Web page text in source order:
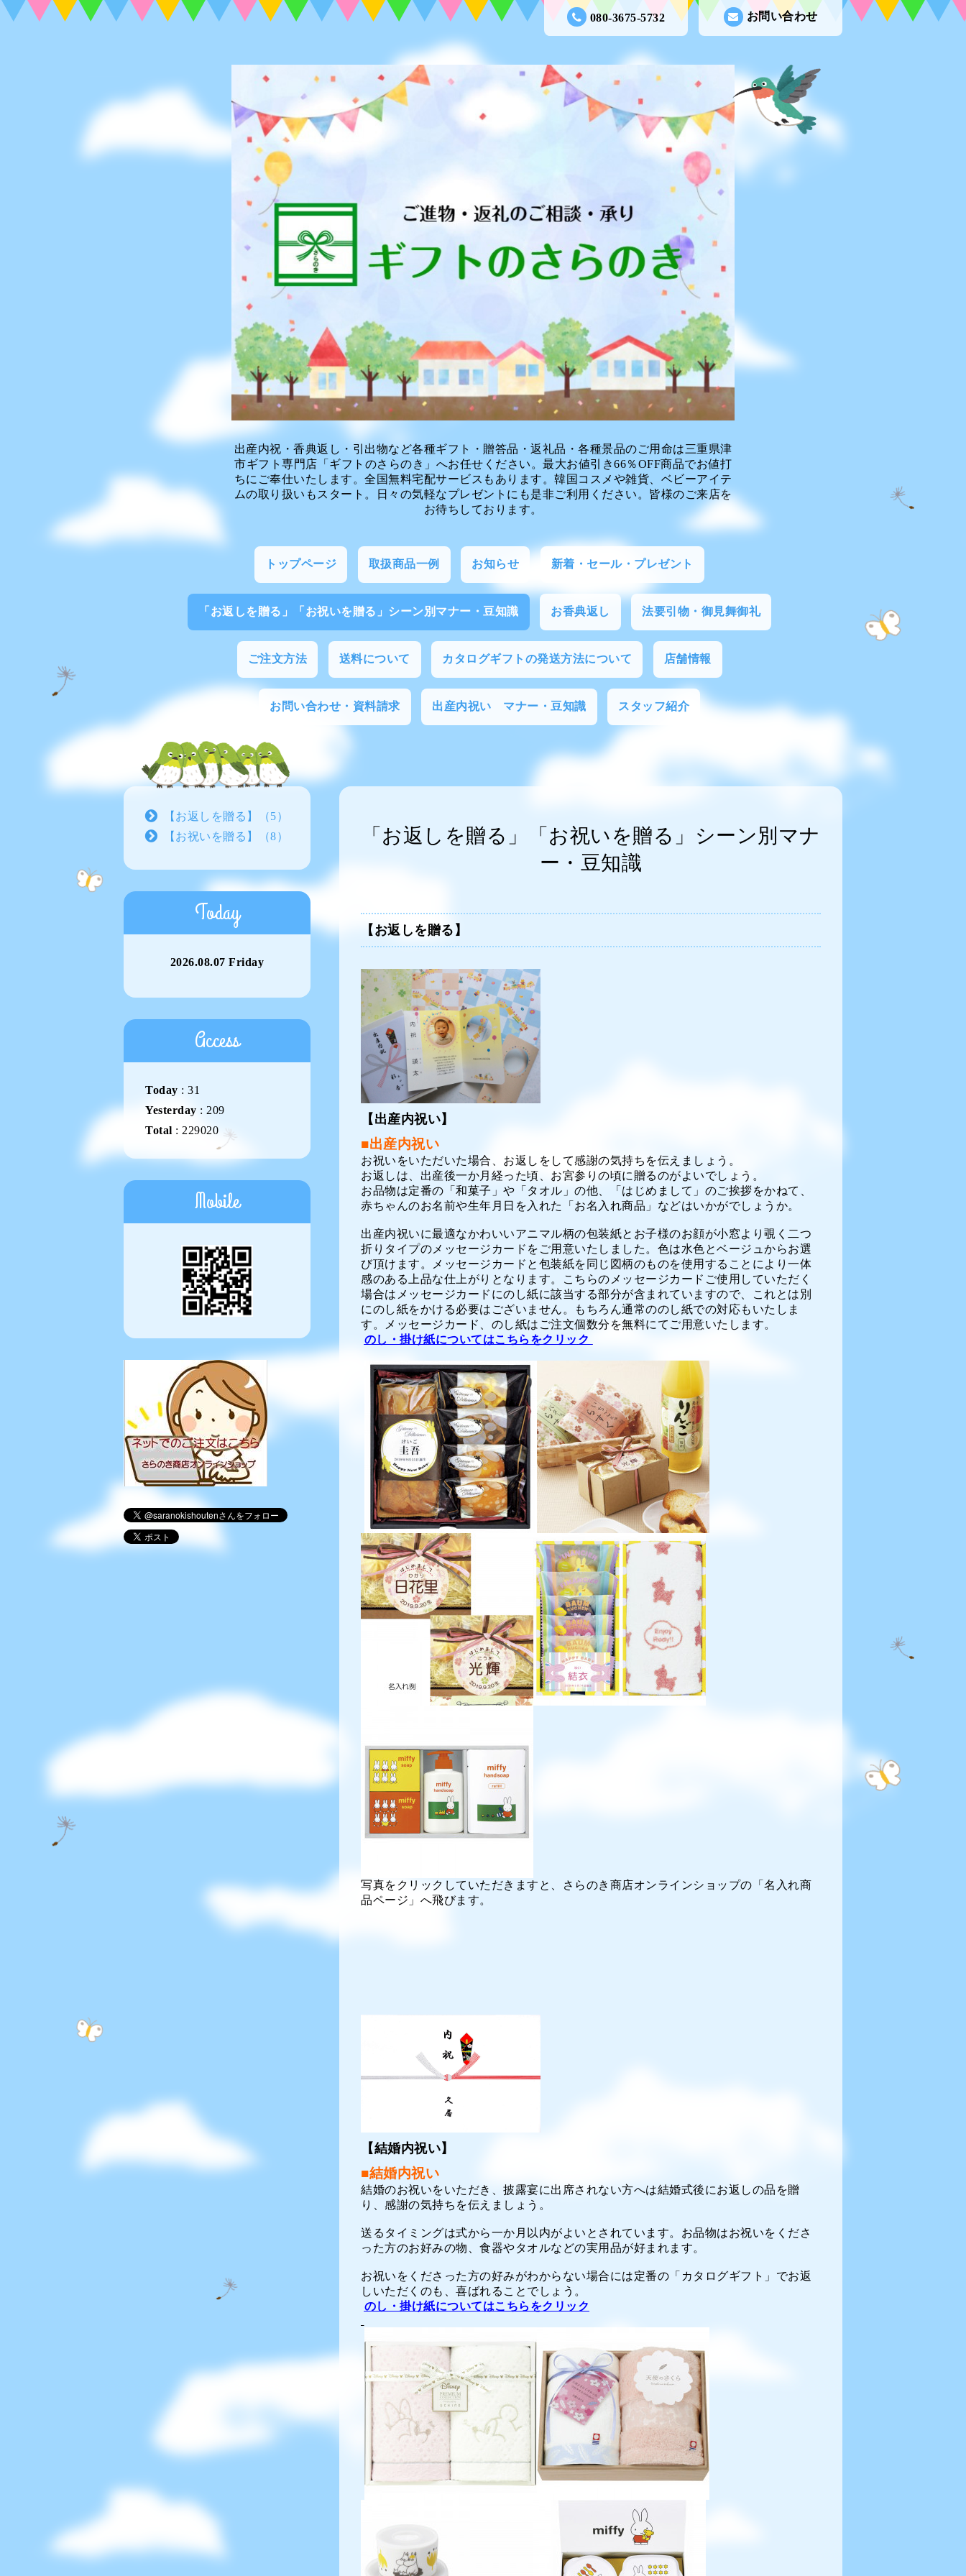
お問い合わせ
080-3675-5732
出産内祝・香典返し・引出物など各種ギフト・贈答品・返礼品・各種景品のご用命は三重県津
市ギフト専門店「ギフトのさらのき」へお任せください。最大お値引き66％OFF商品でお値打
ちにご奉仕いたします。全国無料宅配サービスもあります。韓国コスメや雑貨、ベビーアイテ
ムの取り扱いもスタート。日々の気軽なプレゼントにも是非ご利用ください。皆様のご来店を
お待ちしております。
トップページ 取扱商品一例 お知らせ 新着・セール・プレゼント
「お返しを贈る」「お祝いを贈る」シーン別マナー・豆知識 お香典返し 法要引物・御見舞御礼
ご注文方法 送料について カタログギフトの発送方法について 店舗情報
お問い合わせ・資料請求 出産内祝い マナー・豆知識 スタッフ紹介
「お返しを贈る」「お祝いを贈る」シーン別マナ
ー・豆知識
【お返しを贈る】
【出産内祝い】
■出産内祝い
お祝いをいただいた場合、お返しをして感謝の気持ちを伝えましょう。
お返しは、出産後一か月経った頃、お宮参りの頃に贈るのがよいでしょう。
お品物は定番の「和菓子」や「タオル」の他、「はじめまして」のご挨拶をかねて、
赤ちゃんのお名前や生年月日を入れた「お名入れ商品」などはいかがでしょうか。
出産内祝いに最適なかわいいアニマル柄の包装紙とお子様のお顔が小窓より覗く二つ
折りタイプのメッセージカードをご用意いたしました。色は水色とベージュからお選
び頂けます。メッセージカードと包装紙を同じ図柄のものを使用することにより一体
感のある上品な仕上がりとなります。こちらのメッセージカードご使用していただく
場合はメッセージカードにのし紙に該当する部分が含まれていますので、これとは別
にのし紙をかける必要はございません。もちろん通常ののし紙での対応もいたしま
す。メッセージカード、のし紙はご注文個数分を無料にてご用意いたします。
のし・掛け紙についてはこちらをクリ ッ ク
写真をクリックしていただきますと、さらのき商店オンラインショップの「名入れ商
品ページ」へ飛びます。
【結婚内祝い】
■結婚内祝い
結婚のお祝いをいただき、披露宴に出席されない方へは結婚式後にお返しの品を贈
り、感謝の気持ちを伝えましょう。
送るタイミングは式から一か月以内がよいとされています。お品物はお祝いをくださ
った方のお好みの物、食器やタオルなどの実用品が好まれます。
お祝いをくださった方の好みがわからない場合には定番の「カタログギフト」でお返
しいただくのも、喜ばれることでしょう 。
のし・掛け紙についてはこちらをクリック
【お返しを贈る】（5）
【お祝いを贈る】（8）
Today
2026.08.07 Friday
Access
Today : 31
Yesterday : 209
Total : 229020
Mobile